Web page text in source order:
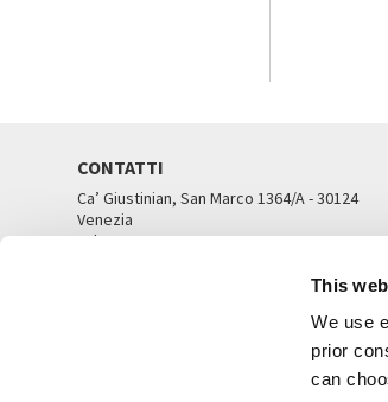
This
We use
prior
can
CONTATTI
Ca’ Giustinian, San Marco 1364/A - 30124
Venezia
Tel. 041 5218711